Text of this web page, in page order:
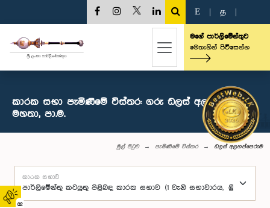
02
E த
මගේ පාර්ලිමේන්තුව
මෙතැනින් පිවිසෙන්න
කාරක සභා පැමිණීමේ විස්තර: ගරු ඩලස් අලහප්පෙරුම
මහතා, පා.ම.
මුල් පිටුව පැමිණීමේ විස්තර ඩලස් අලහප්පෙරුම
කාරක සභාව